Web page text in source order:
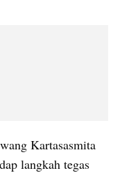
Kartasasmita
langkah tegas